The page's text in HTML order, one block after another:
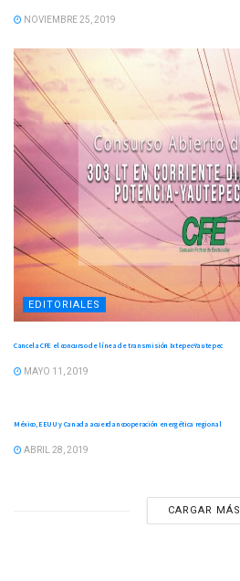
NOVIEMBRE 25, 2019
EDITORIALES
Cancela CFE el concurso de línea de transmisión Ixtepec-Yautepec
MAYO 11, 2019
México, EEUU y Canada acuerdan cooperación energética regional
ABRIL 28, 2019
CARGAR MÁS